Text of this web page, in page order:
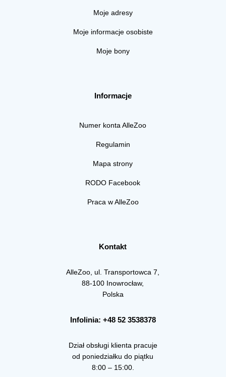
Moje adresy
Moje informacje osobiste
Moje bony
Informacje
Numer konta AlleZoo
Regulamin
Mapa strony
RODO Facebook
Praca w AlleZoo
Kontakt
AlleZoo, ul. Transportowca 7,
88-100 Inowrocław,
Polska
Infolinia: +48 52 3538378
Dział obsługi klienta pracuje
od poniedziałku do piątku
8:00 – 15:00.